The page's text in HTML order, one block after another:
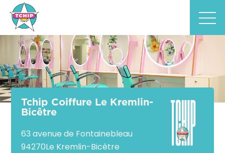
Tchip Coiffure Le Kremlin-
Bicêtre
63 avenue de Fontainebleau
94270Le Kremlin-Bicêtre